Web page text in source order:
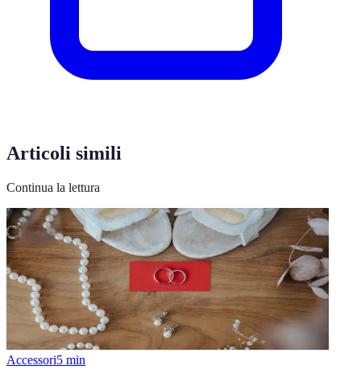
Articoli simili
Continua la lettura
Accessori5 min